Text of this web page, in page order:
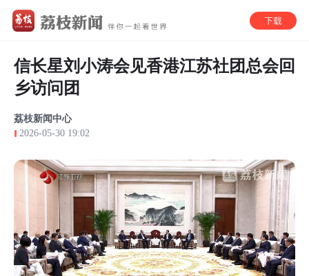
信长星刘小涛会见香港江苏社团总会回
乡访问团
荔枝新闻中心
2026-05-30 19:02